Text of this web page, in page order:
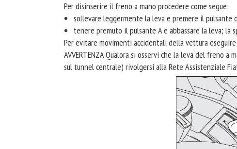
Per disinserire il freno a mano procedere come segue:
sollevare leggermente la leva e premere il pulsante
tenere premuto il pulsante A e abbassare la leva; la
Per evitare movimenti accidentali della vettura
AVVERTENZA Qualora si osservi che la leva del freno
sul tunnel centrale) rivolgersi alla Rete Assistenziale